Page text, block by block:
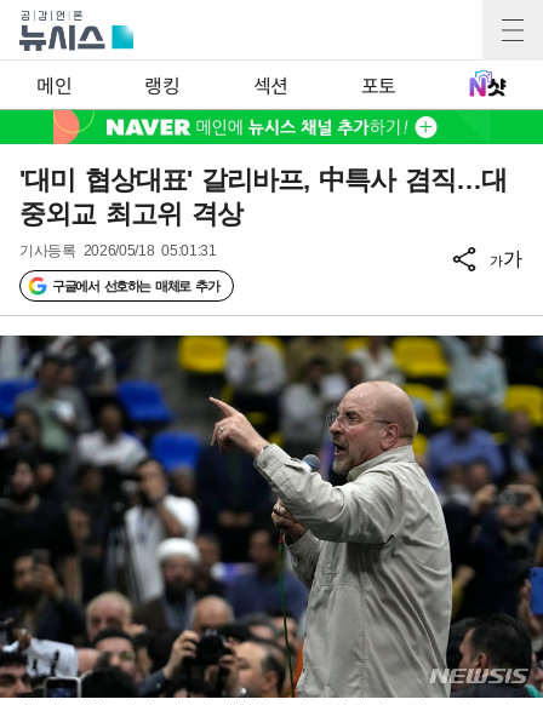
메인 랭킹 섹션 포토
'대미 협상대표' 갈리바프, 中특사 겸직…대
중외교 최고위 격상
기사등록 2026/05/18 05:01:31
구글에서 선호하는 매체로 추가
가가